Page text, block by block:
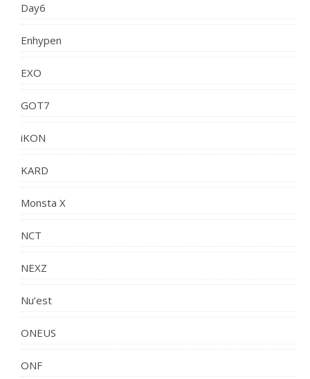
Day6
Enhypen
EXO
GOT7
iKON
KARD
Monsta X
NCT
NEXZ
Nu’est
ONEUS
ONF